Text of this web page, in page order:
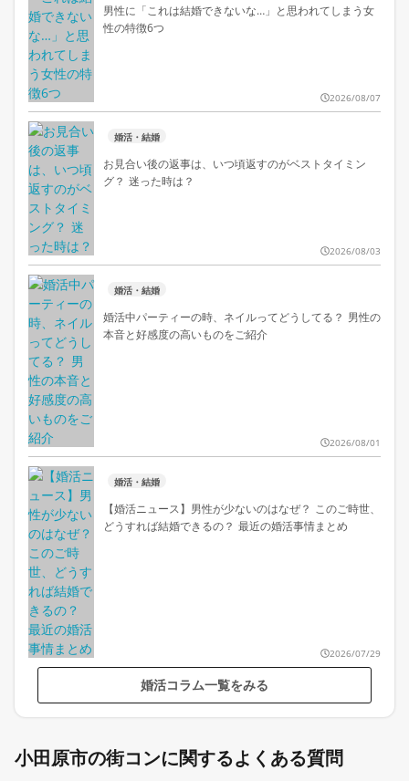
男性に「これは結婚できないな…」と思われてしまう女
性の特徴6つ
2026/08/07
婚活・結婚
お見合い後の返事は、いつ頃返すのがベストタイミン
グ？ 迷った時は？
2026/08/03
婚活・結婚
婚活中パーティーの時、ネイルってどうしてる？ 男性の
本音と好感度の高いものをご紹介
2026/08/01
婚活・結婚
【婚活ニュース】男性が少ないのはなぜ？ このご時世、
どうすれば結婚できるの？ 最近の婚活事情まとめ
2026/07/29
婚活コラム一覧をみる
小田原市の街コンに関するよくある質問